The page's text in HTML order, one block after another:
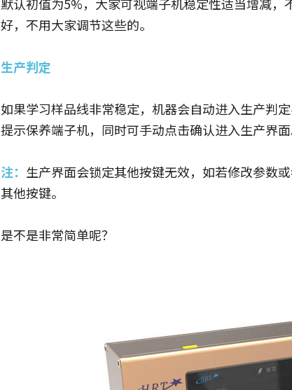
好，不用大家调节这些的。
生产判定
如果学习样品线非常稳定，机器会自动进入生产判
提示保养端子机，同时可手动点击确认进入生产界面
注： 生产界面会锁定其他按键无效，如若修改参数
其他按键。
是不是非常简单呢？